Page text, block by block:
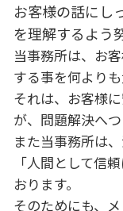
お客様の話にし
を理解するよう
当事務所は、お
する事を何よりも
それは、お客様
が、問題解決へ
また当事務所は
「人間として信
おります。
そのためにも、